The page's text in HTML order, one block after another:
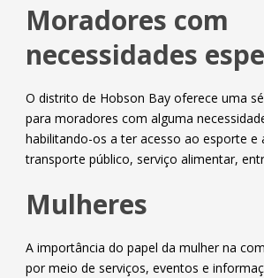
Moradores com
necessidades
O distrito de Hobson Bay oferece uma
para moradores com alguma
habilitando-os a ter acesso ao esporte e
transporte público, serviço alimentar,
Mulheres
A importância do papel da mulher na
por meio de serviços, eventos e